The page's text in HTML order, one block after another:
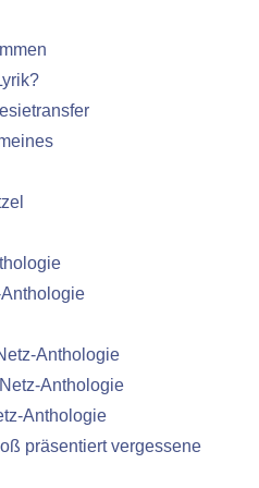
Anthologie
Anthologie
Anthologie
präsentiert vergessene